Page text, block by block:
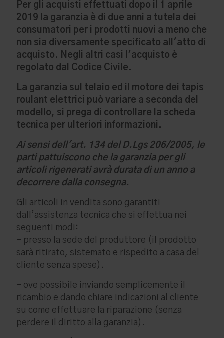
Per gli acquisti effettuati dopo il 1 aprile
2019 la garanzia è di due anni a tutela dei
consumatori per i prodotti nuovi a meno che
non sia diversamente specificato all'atto di
acquisto. Negli altri casi l'acquisto è
regolato dal Codice Civile.
La garanzia sul telaio ed il motore dei tapis
roulant elettrici può variare a seconda del
modello, si prega di controllare la scheda
tecnica per ulteriori informazioni.
Ai sensi dell'art. 134 del D.Lgs 206/2005, le
parti pattuiscono che la garanzia per gli
articoli rigenerati avrà durata di un anno a
decorrere dalla consegna.
Gli articoli in vendita sono garantiti
dall’assistenza tecnica che si effettua nei
seguenti modi:
- presso la sede del produttore (il prodotto
sarà ritirato, sistemato e rispedito a casa del
cliente senza spese).
- ove possibile inviando semplicemente il
ricambio e dando chiare indicazioni al cliente
su come effettuare la riparazione (senza
perdere il diritto alla garanzia).